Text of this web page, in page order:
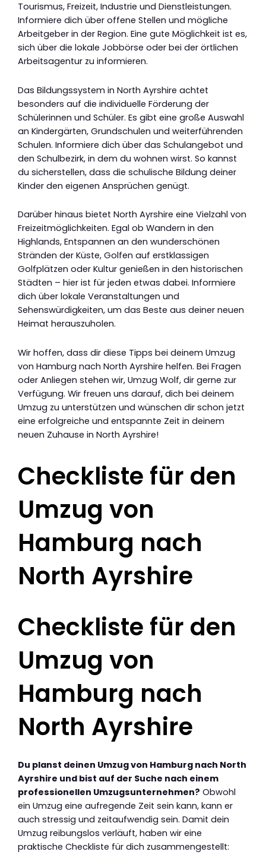
Tourismus, Freizeit, Industrie und Dienstleistungen.
Informiere dich über offene Stellen und mögliche
Arbeitgeber in der Region. Eine gute Möglichkeit ist es,
sich über die lokale Jobbörse oder bei der örtlichen
Arbeitsagentur zu informieren.
Das Bildungssystem in North Ayrshire achtet
besonders auf die individuelle Förderung der
Schülerinnen und Schüler. Es gibt eine große Auswahl
an Kindergärten, Grundschulen und weiterführenden
Schulen. Informiere dich über das Schulangebot und
den Schulbezirk, in dem du wohnen wirst. So kannst
du sicherstellen, dass die schulische Bildung deiner
Kinder den eigenen Ansprüchen genügt.
Darüber hinaus bietet North Ayrshire eine Vielzahl von
Freizeitmöglichkeiten. Egal ob Wandern in den
Highlands, Entspannen an den wunderschönen
Stränden der Küste, Golfen auf erstklassigen
Golfplätzen oder Kultur genießen in den historischen
Städten – hier ist für jeden etwas dabei. Informiere
dich über lokale Veranstaltungen und
Sehenswürdigkeiten, um das Beste aus deiner neuen
Heimat herauszuholen.
Wir hoffen, dass dir diese Tipps bei deinem Umzug
von Hamburg nach North Ayrshire helfen. Bei Fragen
oder Anliegen stehen wir, Umzug Wolf, dir gerne zur
Verfügung. Wir freuen uns darauf, dich bei deinem
Umzug zu unterstützen und wünschen dir schon jetzt
eine erfolgreiche und entspannte Zeit in deinem
neuen Zuhause in North Ayrshire!
Checkliste für den
Umzug von
Hamburg nach
North Ayrshire
Checkliste für den
Umzug von
Hamburg nach
North Ayrshire
Du planst deinen Umzug von Hamburg nach North
Ayrshire und bist auf der Suche nach einem
professionellen Umzugsunternehmen? Obwohl
ein Umzug eine aufregende Zeit sein kann, kann er
auch stressig und zeitaufwendig sein. Damit dein
Umzug reibungslos verläuft, haben wir eine
praktische Checkliste für dich zusammengestellt: